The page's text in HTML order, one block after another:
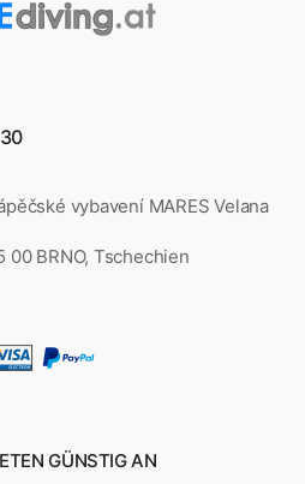
vybavení MARES Velana
00 BRNO, Tschechien
GÜNSTIG AN